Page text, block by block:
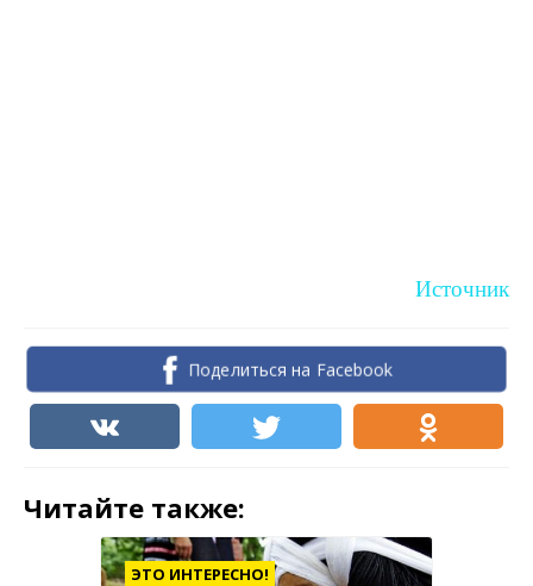
Источник
Поделиться на Facebook
Читайте также:
ЭТО ИНТЕРЕСНО!